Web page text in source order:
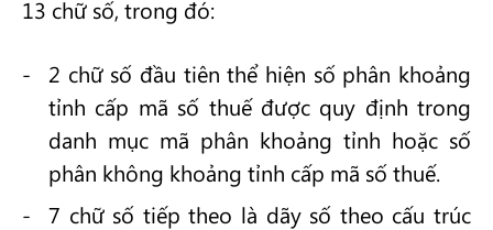
13 chữ số, trong đó:
2 chữ số đầu tiên thể hiện số phân khoảng
tỉnh cấp mã số thuế được quy định trong
danh mục mã phân khoảng tỉnh hoặc số
phân không khoảng tỉnh cấp mã số thuế.
7 chữ số tiếp theo là dãy số theo cấu trúc